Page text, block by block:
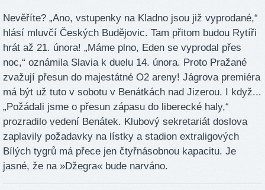
Nevěříte? „Ano, vstupenky na Kladno jsou již vyprodané,“
hlásí mluvčí Českých Budějovic. Tam přitom budou Rytíři
hrát až 21. února! „Máme plno, Eden se vyprodal přes
noc,“ oznámila Slavia k duelu 14. února. Proto Pražané
zvažují přesun do majestátné O2 areny! Jágrova premiéra
má být už tuto v sobotu v Benátkách nad Jizerou. I když...
„Požádali jsme o přesun zápasu do liberecké haly,“
prozradilo vedení Benátek. Klubový sekretariát doslova
zaplavily požadavky na lístky a stadion extraligových
Bílých tygrů má přece jen čtyřnásobnou kapacitu. Je
jasné, že na »Džegra« bude narváno.